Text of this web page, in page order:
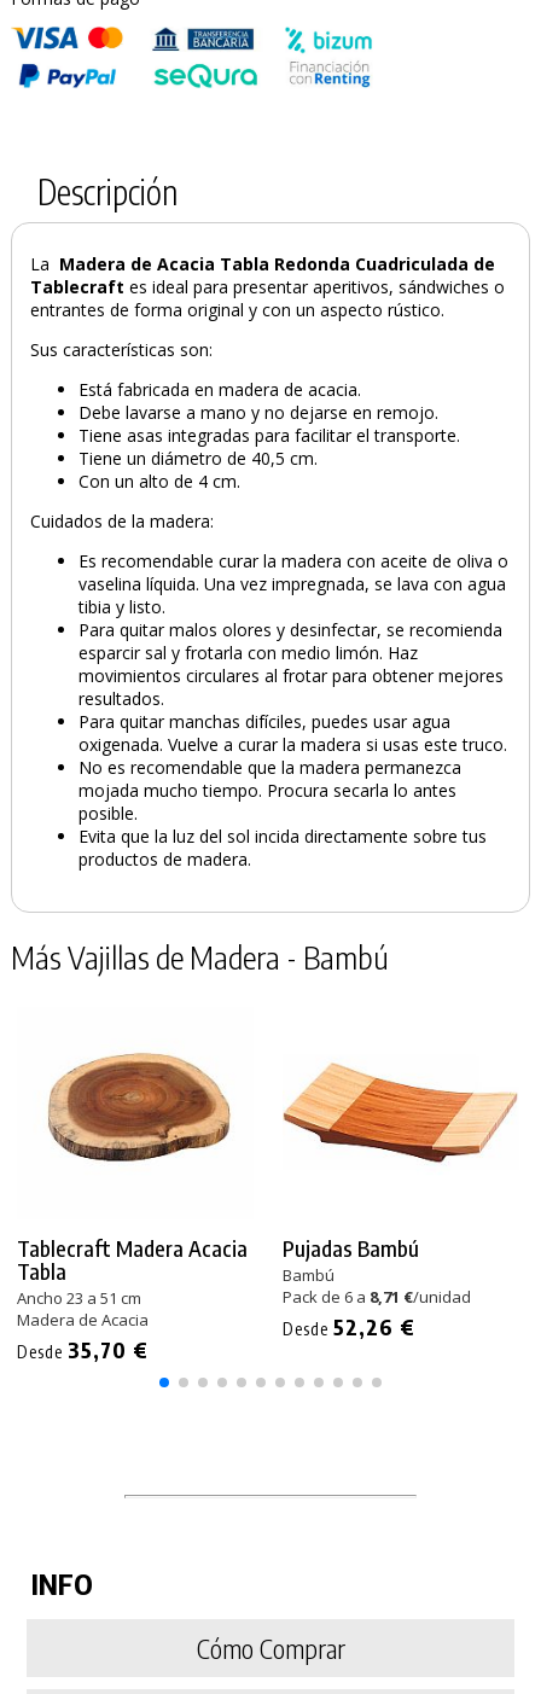
PRODUCTO AÑADIDO AL CARRITO
Descripción
La Madera de Acacia Tabla Redonda Cuadriculada de
Tablecraftes ideal para presentar aperitivos, sándwiches o
entrantes de forma original y con un aspecto rústico.
Sus características son:
Está fabricada en madera de acacia.
Debe lavarse a mano y no dejarse en remojo.
Tiene asas integradas para facilitar el transporte.
Tiene un diámetro de 40,5 cm.
Con un alto de 4 cm.
Cuidados de la madera:
Es recomendable curar la madera con aceite de oliva o
vaselina líquida. Una vez impregnada, se lava con agua
tibia y listo.
Para quitar malos olores y desinfectar, se recomienda
esparcir sal y frotarla con medio limón. Haz
movimientos circulares al frotar para obtener mejores
resultados.
Para quitar manchas difíciles, puedes usar agua
oxigenada. Vuelve a curar la madera si usas este truco.
No es recomendable que la madera permanezca
mojada mucho tiempo. Procura secarla lo antes
posible.
Evita que la luz del sol incida directamente sobre tus
productos de madera.
Más Vajillas de Madera - Bambú
Tablecraft Madera Acacia
Tabla
Ancho 23 a 51 cm
Madera de Acacia
Desde 35,70 €
Pujadas Bambú
Bambú
Pack de 6 a 8,71 €/unidad
Desde 52,26 €
INFO
Cómo Comprar